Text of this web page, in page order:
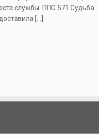
службы: ППС 571 Судьба
[…]